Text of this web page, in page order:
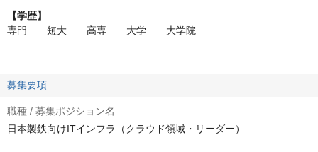
【学歴】
専門 短大 高専 大学 大学院
募集要項
職種 / 募集ポジション名
日本製鉄向けITインフラ（クラウド領域・リーダー）